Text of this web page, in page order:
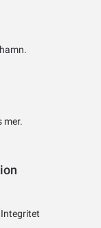
mer.